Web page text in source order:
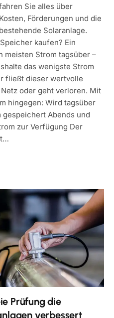
Sie alles über
Förderungen und die
Solaranlage.
kaufen? Ein
meisten Strom tagsüber –
das wenigste Strom
fließt dieser wertvolle
oder geht verloren. Mit
hingegen: Wird tagsüber
Abends und
zur Verfügung Der
Prüfung die
verbessert